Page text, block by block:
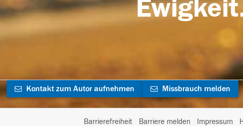
Kontakt zum Autor aufnehmen Missbrauch melden
Barrierefreiheit Barriere melden Impressum